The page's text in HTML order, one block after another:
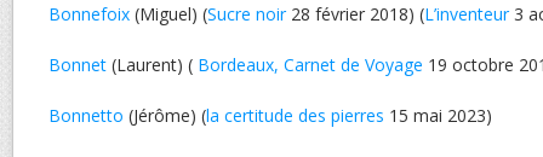
Bonnefoix (Miguel) (Sucre noir28 février 2018) (L’inventeur3
Bonnet (Laurent) ( Bordeaux, Carnet de Voyage 19 octobre
Bonnetto (Jérôme) (la certitude des pierres 15 mai 2023)